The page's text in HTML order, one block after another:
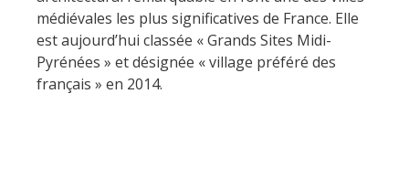
médiévales les plus significatives de France. Elle
est aujourd’hui classée « Grands Sites Midi-
Pyrénées » et désignée « village préféré des
français » en 2014.